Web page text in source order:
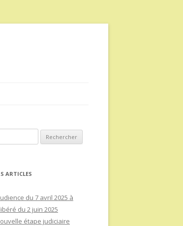
ARTICLES
du 7 avril 2025 à
du 2 juin 2025
étape judiciaire